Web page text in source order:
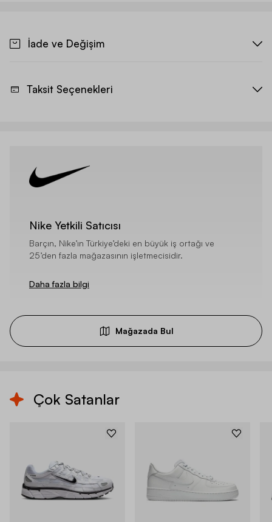
İade ve Değişim
Taksit Seçenekleri
Nike Yetkili Satıcısı
Barçın, Nike’ın Türkiye’deki en büyük iş ortağı ve
25’den fazla mağazasının işletmecisidir.
Daha fazla bilgi
Mağazada Bul
Çok Satanlar